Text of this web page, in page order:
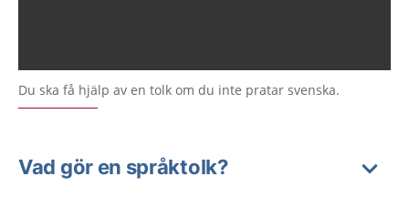
Du ska få hjälp av en tolk om du inte pratar svenska.
Vad gör en språktolk?